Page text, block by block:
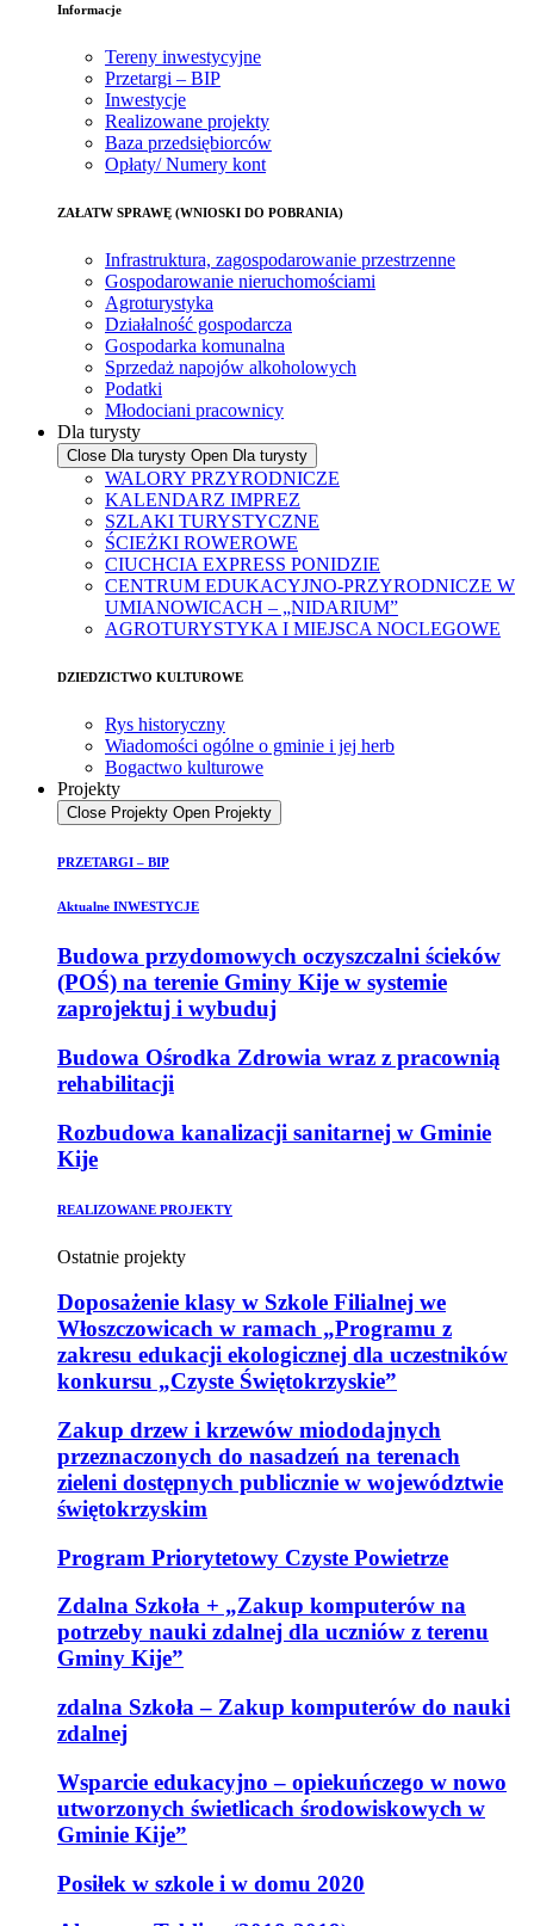
Informacje
Tereny inwestycyjne
Przetargi – BIP
Inwestycje
Realizowane projekty
Baza przedsiębiorców
Opłaty/ Numery kont
ZAŁATW SPRAWĘ (WNIOSKI DO POBRANIA)
Infrastruktura, zagospodarowanie przestrzenne
Gospodarowanie nieruchomościami
Agroturystyka
Działalność gospodarcza
Gospodarka komunalna
Sprzedaż napojów alkoholowych
Podatki
Młodociani pracownicy
Dla turysty
Close Dla turysty Open Dla turysty
WALORY PRZYRODNICZE
KALENDARZ IMPREZ
SZLAKI TURYSTYCZNE
ŚCIEŻKI ROWEROWE
CIUCHCIA EXPRESS PONIDZIE
CENTRUM EDUKACYJNO-PRZYRODNICZE W
UMIANOWICACH – „NIDARIUM”
AGROTURYSTYKA I MIEJSCA NOCLEGOWE
DZIEDZICTWO KULTUROWE
Rys historyczny
Wiadomości ogólne o gminie i jej herb
Bogactwo kulturowe
Projekty
Close Projekty Open Projekty
PRZETARGI – BIP
Aktualne INWESTYCJE
Budowa przydomowych oczyszczalni ścieków
(POŚ) na terenie Gminy Kije w systemie
zaprojektuj i wybuduj
Budowa Ośrodka Zdrowia wraz z pracownią
rehabilitacji
Rozbudowa kanalizacji sanitarnej w Gminie
Kije
REALIZOWANE PROJEKTY
Ostatnie projekty
Doposażenie klasy w Szkole Filialnej we
Włoszczowicach w ramach „Programu z
zakresu edukacji ekologicznej dla uczestników
konkursu „Czyste Świętokrzyskie”
Zakup drzew i krzewów miododajnych
przeznaczonych do nasadzeń na terenach
zieleni dostępnych publicznie w województwie
świętokrzyskim
Program Priorytetowy Czyste Powietrze
Zdalna Szkoła + „Zakup komputerów na
potrzeby nauki zdalnej dla uczniów z terenu
Gminy Kije”
zdalna Szkoła – Zakup komputerów do nauki
zdalnej
Wsparcie edukacyjno – opiekuńczego w nowo
utworzonych świetlicach środowiskowych w
Gminie Kije”
Posiłek w szkole i w domu 2020